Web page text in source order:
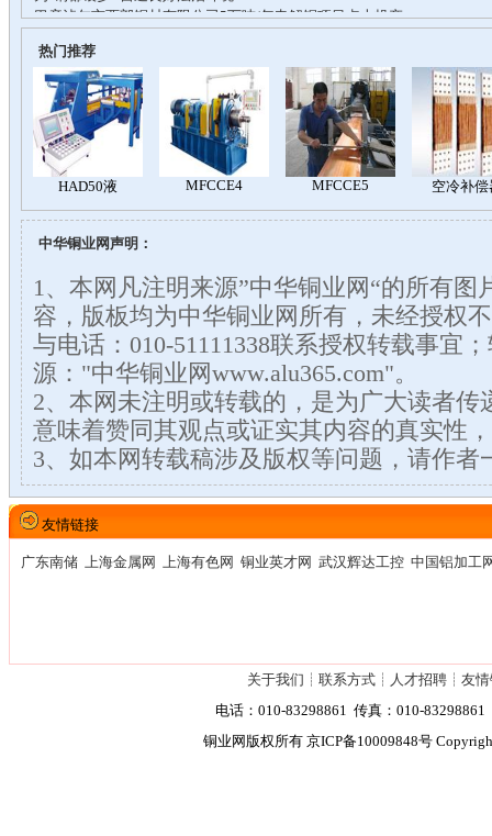
热门推荐
中华铜业网声明：
1、本网凡注明来源”中华铜业网“的所有图
容，版板均为中华铜业网所有，未经授权
与电话：010-51111338联系授权转载事宜
源："中华铜业网www.alu365.com"。
2、本网未注明或转载的，是为广大读者传
意味着赞同其观点或证实其内容的真实性
3、如本网转载稿涉及版权等问题，请作者